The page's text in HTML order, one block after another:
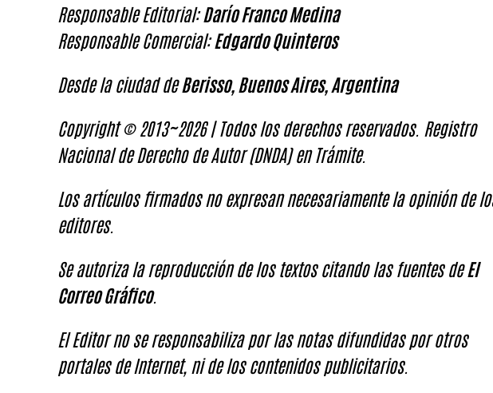
Responsable Editorial:Darío Franco Medina
Responsable Comercial:Edgardo Quinteros
Desde la ciudad deBerisso, Buenos Aires, Argentina
Copyright © 2013~2026 | Todos los derechos reservados. Registro
Nacional de Derecho de Autor (DNDA) en Trámite.
Los artículos firmados no expresan necesariamente la opinión de
editores.
Se autoriza la reproducción de los textos citando las fuentes deEl
Correo Gráfico.
El Editor no se responsabiliza por las notas difundidas por otros
portales de Internet, ni de los contenidos publicitarios.